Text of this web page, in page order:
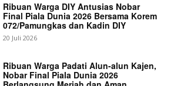
Ribuan Warga DIY Antusias Nobar
Final Piala Dunia 2026 Bersama Korem
072/Pamungkas dan Kadin DIY
20 Juli 2026
Ribuan Warga Padati Alun-alun Kajen,
Nobar Final Piala Dunia 2026